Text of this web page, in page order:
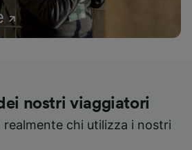
nostri viaggiatori
realmente chi utilizza i nostri